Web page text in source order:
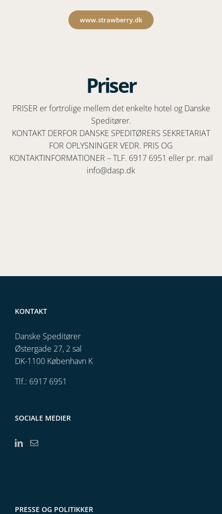
www.strawberry.dk
Priser
PRISER er fortrolige mellem det enkelte hotel og Danske
Speditører.
KONTAKT DERFOR DANSKE SPEDITØRERS SEKRETARIAT
FOR OPLYSNINGER VEDR. PRIS OG
KONTAKTINFORMATIONER – TLF. 6917 6951 eller pr. mail
info@dasp.dk
KONTAKT
Danske Speditører
Østergade 27, 2 sal
DK-1100 København K
Tlf.: 6917 6951
SOCIALE MEDIER
PRESSE OG POLITIKKER